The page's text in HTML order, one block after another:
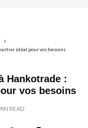
idéal pour vos besoins
Hankotrade :
vos besoins
READ